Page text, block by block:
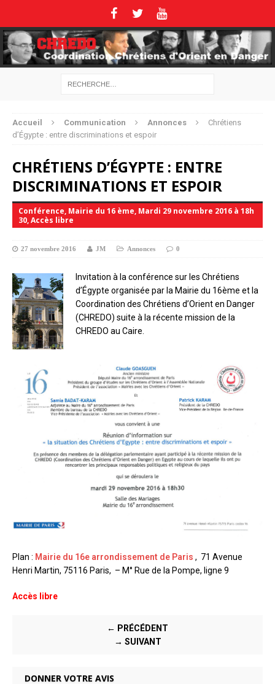
Accueil Communication Annonces
Chrétiens
d’Égypte : entre discriminations et espoir
CHRÉTIENS D’ÉGYPTE : ENTRE
DISCRIMINATIONS ET ESPOIR
Conférence, Mairie du 16 ème, Mardi 29 novembre 2016 à 18h
30, Accès libre
27 novembre 2016 JM Annonces 0
Invitation à la conférence sur les Chrétiens
d’Égypte organisée par la Mairie du 16ème et la
Coordination des Chrétiens d’Orient en Danger
(CHREDO) suite à la récente mission de la
CHREDO au Caire.
Plan : Mairie du 16e arrondissement de Paris , 71 Avenue
Henri Martin, 75116 Paris, – M° Rue de la Pompe, ligne 9
Accès libre
← PRÉCÉDENT
→ SUIVANT
DONNER VOTRE AVIS